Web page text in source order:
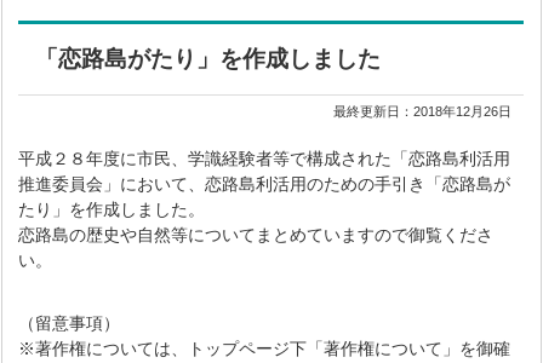
「恋路島がたり」を作成しました
最終更新日：2018年12月26日
平成２８年度に市民、学識経験者等で構成された「恋路島利活用
推進委員会」において、恋路島利活用のための手引き「恋路島が
たり」を作成しました。
恋路島の歴史や自然等についてまとめていますので御覧くださ
い。
（留意事項）
※著作権については、トップページ下「著作権について」を御確